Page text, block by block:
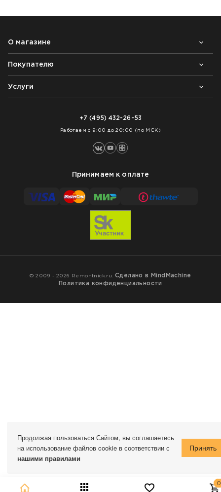
0
Продолжая пользоваться Сайтом, вы соглашаетесь
на использование файлов cookie в соответствии с
нашими правилами
О магазине
Почему выбирают нас
Контакты
Блог
Покупателю
Возврат товара
Как заказать
Услуги
+7 (495) 432-26-53
Работаем с 9:00 до 20:00 (по МСК)
Принимаем к оплате
© 2009 - 2026 Remontnick.ru.Сделано в MindMachine
Политика конфиденциальности